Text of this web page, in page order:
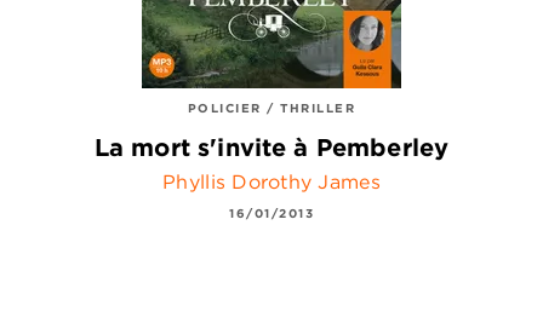
POLICIER / THRILLER
La mort s'invite à Pemberley
Phyllis Dorothy James
16/01/2013